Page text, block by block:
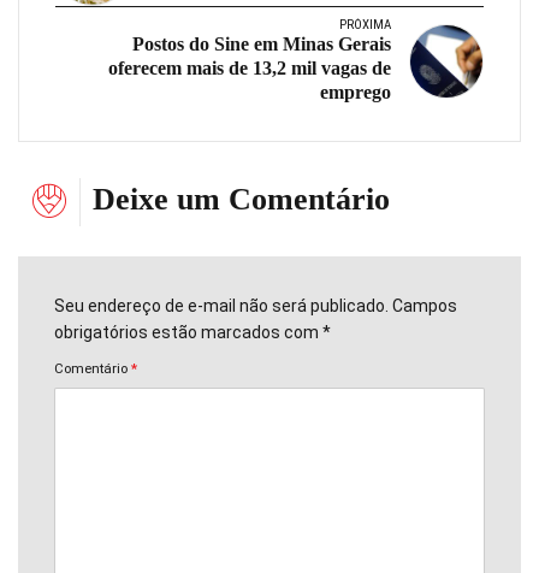
PRÓXIMA
Postos do Sine em Minas Gerais
oferecem mais de 13,2 mil vagas de
emprego
Deixe um Comentário
Seu endereço de e-mail não será publicado. Campos
obrigatórios estão marcados com *
Comentário *